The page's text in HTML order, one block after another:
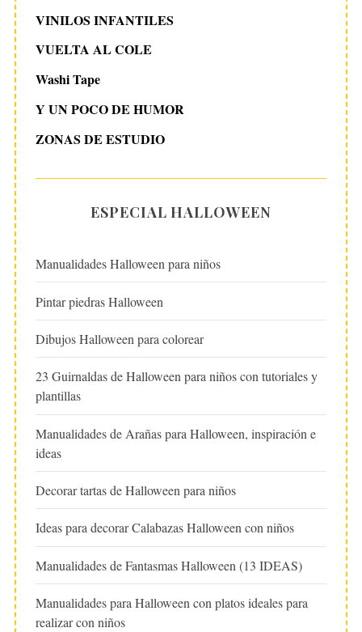
VINILOS INFANTILES
VUELTA AL COLE
Washi Tape
Y UN POCO DE HUMOR
ZONAS DE ESTUDIO
ESPECIAL HALLOWEEN
Manualidades Halloween para niños
Pintar piedras Halloween
Dibujos Halloween para colorear
23 Guirnaldas de Halloween para niños con tutoriales y
plantillas
Manualidades de Arañas para Halloween, inspiración e
ideas
Decorar tartas de Halloween para niños
Ideas para decorar Calabazas Halloween con niños
Manualidades de Fantasmas Halloween (13 IDEAS)
Manualidades para Halloween con platos ideales para
realizar con niños